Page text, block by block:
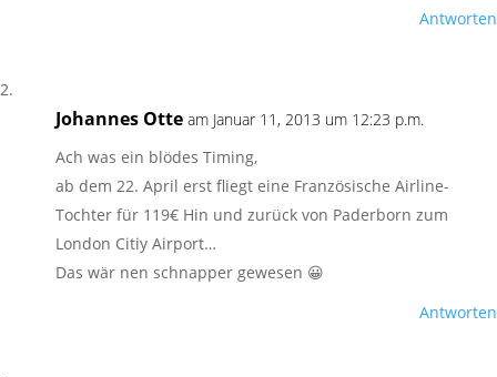
Antworten
Johannes Otte am Januar 11, 2013 um 12:23 p.m.
Ach was ein blödes Timing,
ab dem 22. April erst fliegt eine Französische Airline-
Tochter für 119€ Hin und zurück von Paderborn zum
London Citiy Airport…
Das wär nen schnapper gewesen 😀
Antworten